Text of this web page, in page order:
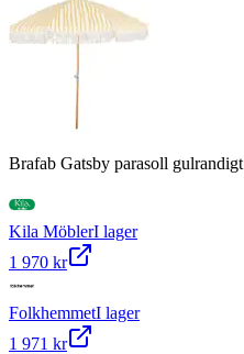
Brafab Gatsby parasoll gulrandigt
Kila MöblerI lager
1 970 kr
FolkhemmetI lager
1 971 kr